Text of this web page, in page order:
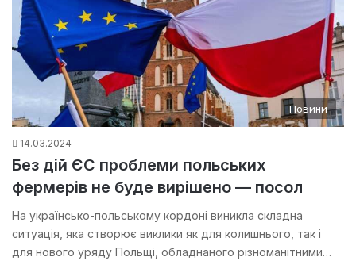
Новини
14.03.2024
Без дій ЄС проблеми польських
фермерів не буде вирішено — посол
На українсько-польському кордоні виникла складна
ситуація, яка створює виклики як для колишнього, так і
для нового уряду Польщі, обладнаного різноманітними…